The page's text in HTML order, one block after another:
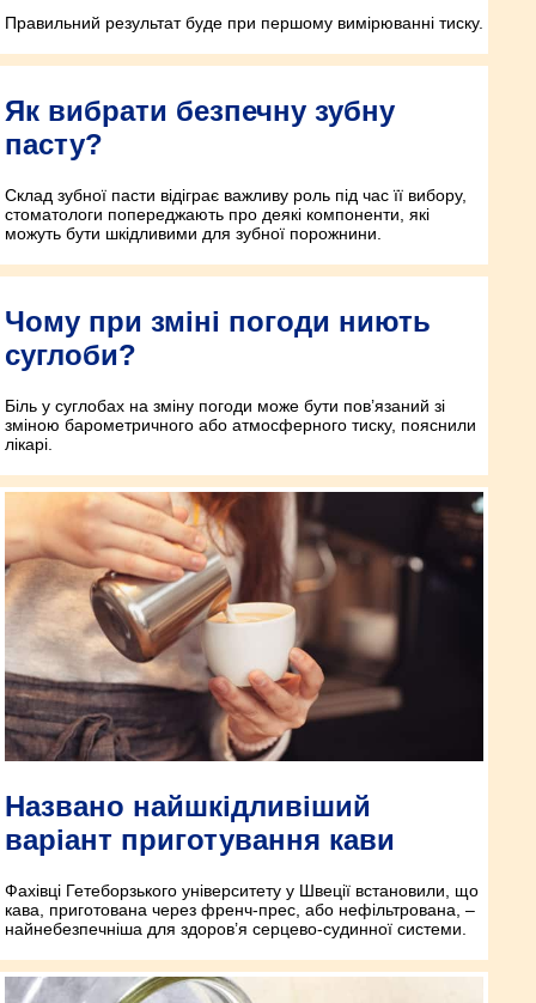
Правильний результат буде при першому вимірюванні тиску.
Як вибрати безпечну зубну
пасту?
Склад зубної пасти відіграє важливу роль під час її вибору,
стоматологи попереджають про деякі компоненти, які
можуть бути шкідливими для зубної порожнини.
Чому при зміні погоди ниють
суглоби?
Біль у суглобах на зміну погоди може бути пов’язаний зі
зміною барометричного або атмосферного тиску, пояснили
лікарі.
Названо найшкідливіший
варіант приготування кави
Фахівці Гетеборзького університету у Швеції встановили, що
кава, приготована через френч-прес, або нефільтрована, –
найнебезпечніша для здоров’я серцево-судинної системи.